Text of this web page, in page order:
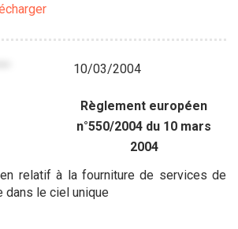
10/03/2004
Règlement européen
n°550/2004 du 10 mars
2004
relatif à la fourniture de services de
dans le ciel unique